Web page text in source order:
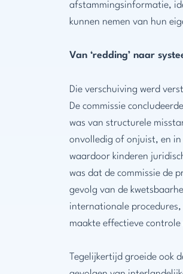
afstammingsinformatie,
kunnen nemen van hun
Van ‘redding’ naar
Die verschuiving werd
De commissie
was van structurele
onvolledig of onjuist, en in
waardoor kinderen
was dat de commissie de
gevolg van de
internationale
maakte effectieve controle
Tegelijkertijd groeide ook